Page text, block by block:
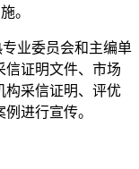
。
业委员会和主编单
信证明文件、市场
构采信证明、评优
进行宣传。